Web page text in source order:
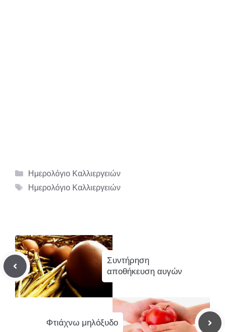
Κατηγορίες
Ημερολόγιο Καλλιεργειών
Ετικέτες
Ημερολόγιο Καλλιεργειών
Συντήρηση
αποθήκευση αυγών
Φτιάχνω μηλόξυδο